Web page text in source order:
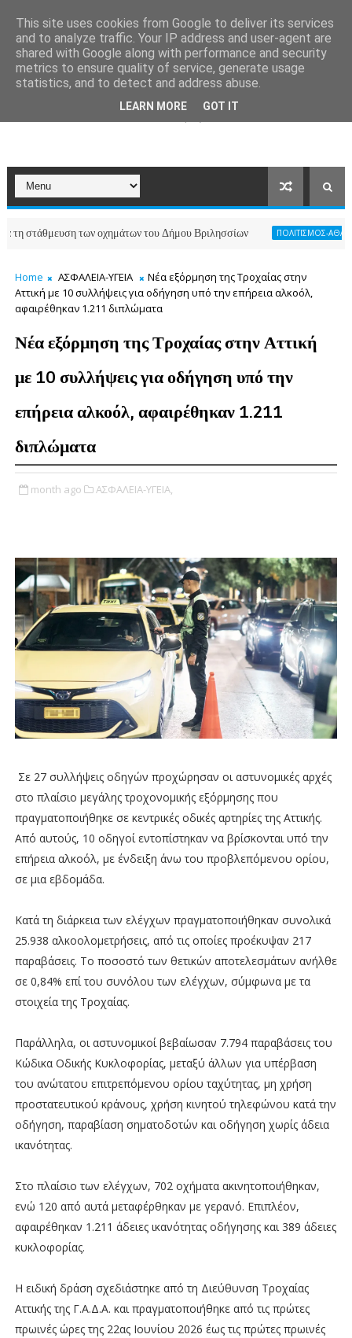
των οχημάτων του Δήμου Βριλησσίων ΠΟΛΙΤΙΣΜΟΣ-ΑΘΛΗΤΙΣΜΟΣ
Home ΑΣΦΑΛΕΙΑ-ΥΓΕΙΑ
Νέα εξόρμηση της Τροχαίας στην
Αττική με 10 συλλήψεις για οδήγηση υπό την επήρεια αλκοόλ,
αφαιρέθηκαν 1.211 διπλώματα
Νέα εξόρμηση της Τροχαίας στην Αττική
με 10 συλλήψεις για οδήγηση υπό την
επήρεια αλκοόλ, αφαιρέθηκαν 1.211
διπλώματα
month ago ΑΣΦΑΛΕΙΑ-ΥΓΕΙΑ,
Σε 27 συλλήψεις οδηγών προχώρησαν οι αστυνομικές αρχές
στο πλαίσιο μεγάλης τροχονομικής εξόρμησης που
πραγματοποιήθηκε σε κεντρικές οδικές αρτηρίες της Αττικής.
Από αυτούς, 10 οδηγοί εντοπίστηκαν να βρίσκονται υπό την
επήρεια αλκοόλ, με ένδειξη άνω του προβλεπόμενου ορίου,
σε μια εβδομάδα.
Κατά τη διάρκεια των ελέγχων πραγματοποιήθηκαν συνολικά
25.938 αλκοολομετρήσεις, από τις οποίες προέκυψαν 217
παραβάσεις. Το ποσοστό των θετικών αποτελεσμάτων ανήλθε
σε 0,84% επί του συνόλου των ελέγχων, σύμφωνα με τα
στοιχεία της Τροχαίας.
Παράλληλα, οι αστυνομικοί βεβαίωσαν 7.794 παραβάσεις του
Κώδικα Οδικής Κυκλοφορίας, μεταξύ άλλων για υπέρβαση
του ανώτατου επιτρεπόμενου ορίου ταχύτητας, μη χρήση
προστατευτικού κράνους, χρήση κινητού τηλεφώνου κατά την
οδήγηση, παραβίαση σηματοδοτών και οδήγηση χωρίς άδεια
ικανότητας.
Στο πλαίσιο των ελέγχων, 702 οχήματα ακινητοποιήθηκαν,
ενώ 120 από αυτά μεταφέρθηκαν με γερανό. Επιπλέον,
αφαιρέθηκαν 1.211 άδειες ικανότητας οδήγησης και 389 άδειες
κυκλοφορίας.
Η ειδική δράση σχεδιάστηκε από τη Διεύθυνση Τροχαίας
Αττικής της Γ.Α.Δ.Α. και πραγματοποιήθηκε από τις πρώτες
πρωινές ώρες της 22ας Ιουνίου 2026 έως τις πρώτες πρωινές
This site uses cookies from Google to deliver its services
and to analyze traffic. Your IP address and user-agent are
shared with Google along with performance and security
metrics to ensure quality of service, generate usage
statistics, and to detect and address abuse.
LEARN MORE GOT IT